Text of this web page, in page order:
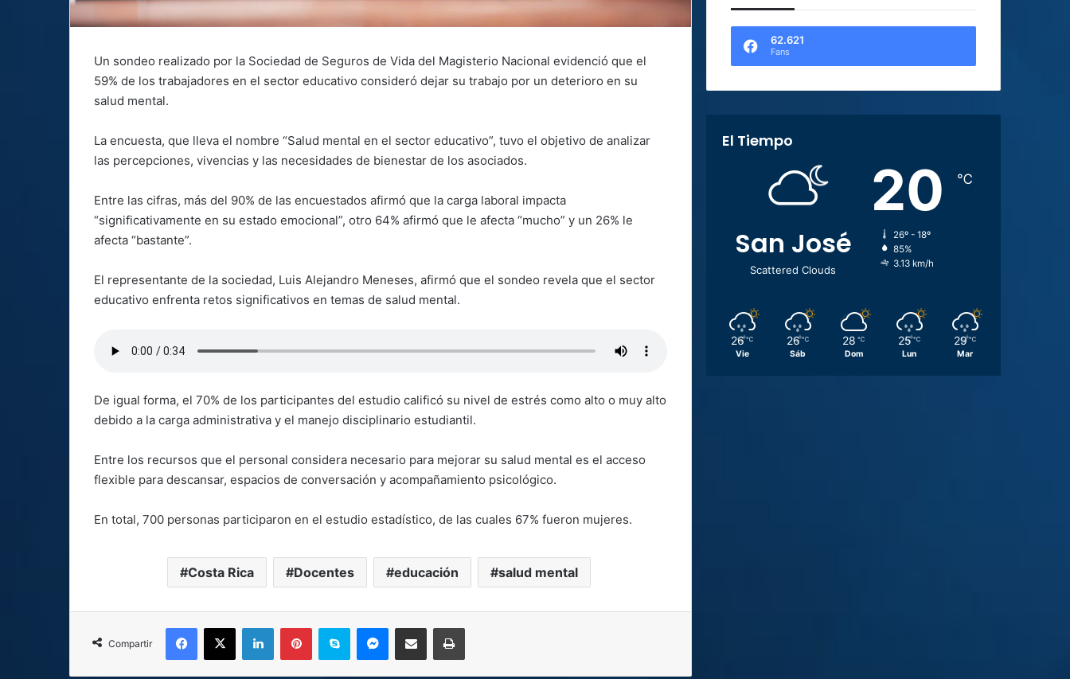
Un sondeo realizado por la Sociedad de Seguros de Vida del Magisterio Nacional evidenció que el
59% de los trabajadores en el sector educativo consideró dejar su trabajo por un deterioro en su
salud mental.
La encuesta, que lleva el nombre “Salud mental en el sector educativo”, tuvo el objetivo de analizar
las percepciones, vivencias y las necesidades de bienestar de los asociados.
Entre las cifras, más del 90% de las encuestados afirmó que la carga laboral impacta
“significativamente en su estado emocional”, otro 64% afirmó que le afecta “mucho” y un 26% le
afecta “bastante”.
El representante de la sociedad, Luis Alejandro Meneses, afirmó que el sondeo revela que el sector
educativo enfrenta retos significativos en temas de salud mental.
De igual forma, el 70% de los participantes del estudio calificó su nivel de estrés como alto o muy alto
debido a la carga administrativa y el manejo disciplinario estudiantil.
Entre los recursos que el personal considera necesario para mejorar su salud mental es el acceso
flexible para descansar, espacios de conversación y acompañamiento psicológico.
En total, 700 personas participaron en el estudio estadístico, de las cuales 67% fueron mujeres.
Costa Rica Docentes educación salud mental
Compartir
Facebook
X LinkedInPinterestSkype MessengerCompartir por correo electrónicoImprimir
62.621
Fans
El Tiempo
San José
Scattered Clouds
20 ℃
26º - 18º
85%
3.13 km/h
26 ℃
Vie
26 ℃
Sáb
28 ℃
Dom
25 ℃
Lun
29 ℃
Mar